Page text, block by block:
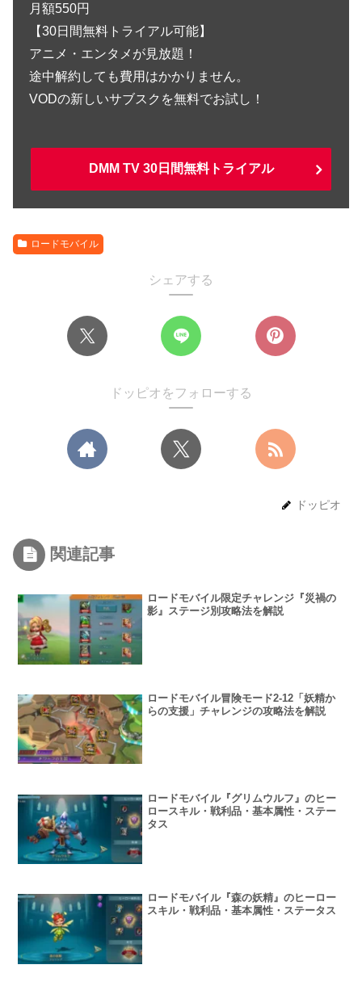
月額550円
【30日間無料トライアル可能】
アニメ・エンタメが見放題！
途中解約しても費用はかかりません。
VODの新しいサブスクを無料でお試し！
DMM TV 30日間無料トライアル
ロードモバイル
シェアする
ドッピオをフォローする
ドッピオ
関連記事
ロードモバイル限定チャレンジ『災禍の
影』ステージ別攻略法を解説
ロードモバイル冒険モード2-12「妖精か
らの支援」チャレンジの攻略法を解説
ロードモバイル『グリムウルフ』のヒー
ロースキル・戦利品・基本属性・ステー
タス
ロードモバイル『森の妖精』のヒーロー
スキル・戦利品・基本属性・ステータス